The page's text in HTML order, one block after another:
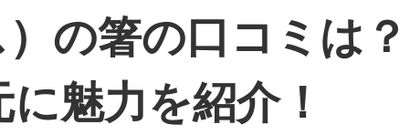
の箸の口コミは？
魅力を紹介！